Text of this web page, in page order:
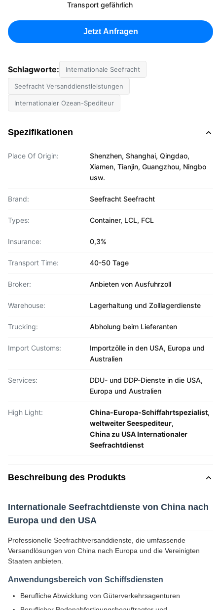
Transport gefährlich
Jetzt Anfragen
Schlagworte: Internationale Seefracht
Seefracht Versanddienstleistungen
Internationaler Ozean-Spediteur
Spezifikationen
Place Of Origin:
Shenzhen, Shanghai, Qingdao,
Xiamen, Tianjin, Guangzhou, Ningbo
usw.
Brand: Seefracht Seefracht
Types: Container, LCL, FCL
Insurance: 0,3%
Transport Time: 40-50 Tage
Broker: Anbieten von Ausfuhrzoll
Warehouse: Lagerhaltung und Zolllagerdienste
Trucking: Abholung beim Lieferanten
Import Customs:
Importzölle in den USA, Europa und
Australien
Services:
DDU- und DDP-Dienste in die USA,
Europa und Australien
High Light: China-Europa-Schiffahrtspezialist,
weltweiter Seespediteur,
China zu USA Internationaler
Seefrachtdienst
Beschreibung des Produkts
Internationale Seefrachtdienste von China nach
Europa und den USA
Professionelle Seefrachtversanddienste, die umfassende
Versandlösungen von China nach Europa und die Vereinigten
Staaten anbieten.
Anwendungsbereich von Schiffsdiensten
Berufliche Abwicklung von Güterverkehrsagenturen